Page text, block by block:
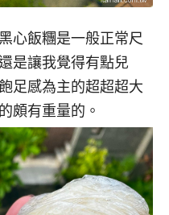
心飯糰是一般正常尺
是讓我覺得有點兒
足感為主的超超超大
頗有重量的。